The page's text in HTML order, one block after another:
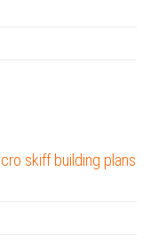
skiff building plans